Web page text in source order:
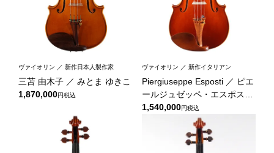
ヴァイオリン ／ 新作日本人製作家
三苫 由木子 ／ みとま ゆきこ
1,870,000
税込
ヴァイオリン ／ 新作イタリアン
Piergiuseppe Esposti ／ ピエ
ールジュゼッペ・エスポステ
ィ
1,540,000 税込